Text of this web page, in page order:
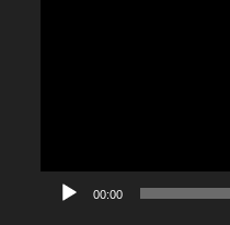
00:00